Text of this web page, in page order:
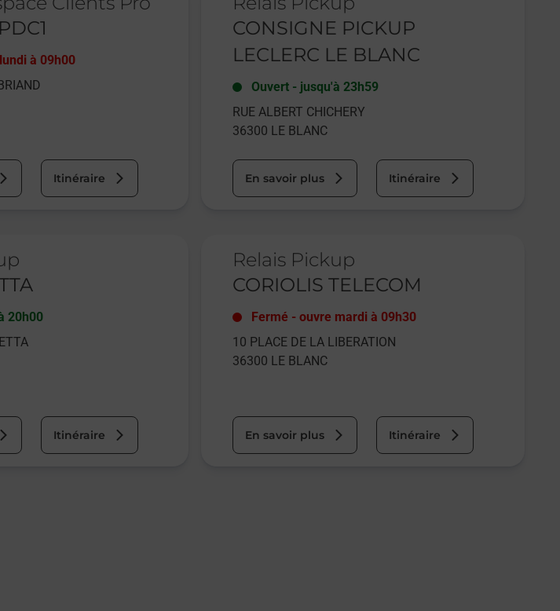
à 09h00
Itinéraire
CONSIGNE PICKUP
LECLERC LE BLANC
Ouvert - jusqu'à 23h59
RUE ALBERT CHICHERY
36300 LE BLANC
En savoir plus Itinéraire
20h00
Itinéraire
Relais Pickup
CORIOLIS TELECOM
Fermé -ouvre mardi à 09h30
10 PLACE DE LA LIBERATION
36300 LE BLANC
En savoir plus Itinéraire